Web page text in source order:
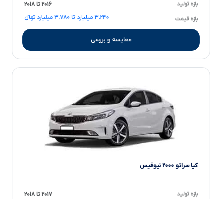
بازه تولید ۲۰۱۶ تا ۲۰۱۸
بازه قیمت ۳.۲۴۰ میلیارد تا ۳.۷۸۰ میلیارد تومانءءء
مقایسه و بررسی
کیا سراتو ۲۰۰۰ نیوفیس
بازه تولید ۲۰۱۷ تا ۲۰۱۸